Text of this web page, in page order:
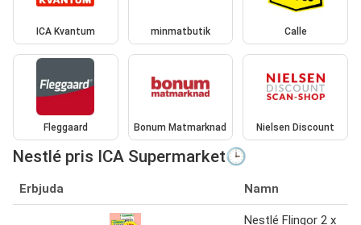
ICA Kvantum minmatbutik Calle
Fleggaard Bonum Matmarknad Nielsen Discount
Nestlé pris ICA Supermarket🕒
Erbjuda Namn
Nestlé Flingor 2 x